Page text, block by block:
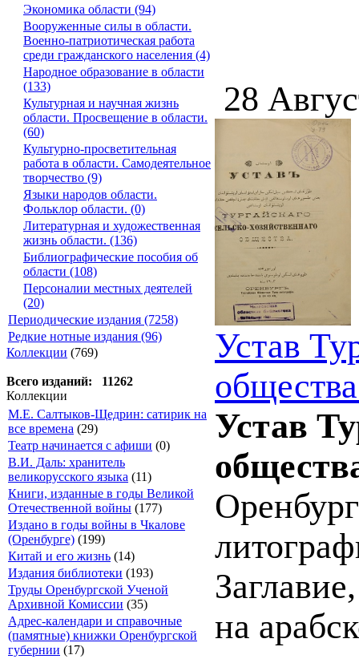
Экономика области (94)
Вооруженные силы в области.
Военно-патриотическая работа
среди гражданского населения (4)
Народное образование в области
(133)
Культурная и научная жизнь
области. Просвещение в области.
(60)
Культурно-просветительная
работа в области. Самодеятельное
творчество (9)
Языки народов области.
Фольклор области. (0)
Литературная и художественная
жизнь области. (136)
Библиографические пособия об
области (108)
Персоналии местных деятелей
(20)
Периодические издания (7258)
Редкие нотные издания (96)
Коллекции (769)
Всего изданий: 11262
Коллекции
М.Е. Салтыков-Щедрин: сатирик на
все времена (29)
Театр начинается с афиши (0)
В.И. Даль: хранитель
великорусского языка (11)
Книги, изданные в годы Великой
Отечественной войны (177)
Издано в годы войны в Чкалове
(Оренбурге) (199)
Китай и его жизнь (14)
Издания библиотеки (193)
Труды Оренбургской Ученой
Архивной Комиссии (35)
Адрес-календари и справочные
(памятные) книжки Оренбургской
губернии (17)
28
Устав
Устав
на